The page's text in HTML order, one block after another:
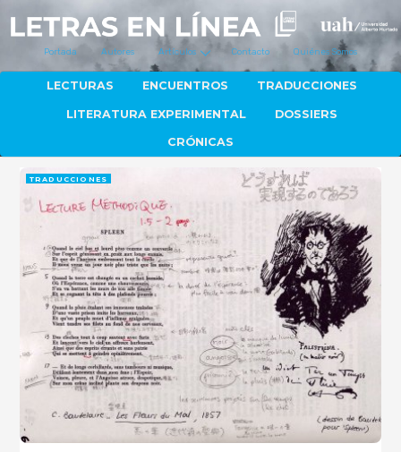
Portada Autores Artículos Contacto Quiénes Somos
LECTURAS ENCUENTROS TRADUCCIONES
LITERATURA EXPERIMENTAL DOSSIERS
CRÓNICAS
TRADUCCIONES